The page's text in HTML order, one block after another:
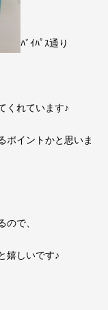
ﾊﾞｲﾊﾟｽ通り
くれています♪
ポイントかと思いま
で、
嬉しいです♪